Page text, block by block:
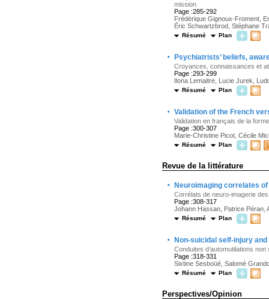
mission
Page :285-292
Frédérique Gignoux-Froment,
Éric Schwartzbrod, Stéphane
Résumé Plan
· Psychiatrists’ beliefs,
Croyances, connaissances et
Page :293-299
Ilona Lemaitre, Lucie Jurek,
Résumé Plan
· Validation of the French
Validation en français de la
Page :300-307
Marie-Christine Picot, Cécile
Résumé Plan
Revue de la littérature
· Neuroimaging correlates
Corrélats de neuro-imagerie
Page :308-317
Johann Hassan, Patrice Péran,
Résumé Plan
· Non-suicidal self-injury
Conduites d’automutilations
Page :318-331
Sixtine Sesboüé, Salomé
Résumé Plan
Perspectives/Opinion